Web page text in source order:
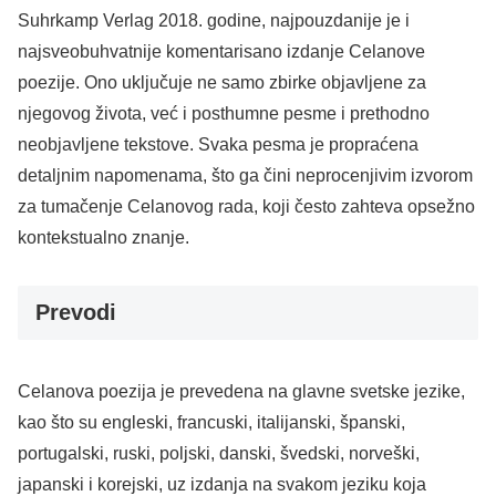
Suhrkamp Verlag 2018. godine, najpouzdanije je i
najsveobuhvatnije komentarisano izdanje Celanove
poezije. Ono uključuje ne samo zbirke objavljene za
njegovog života, već i posthumne pesme i prethodno
neobjavljene tekstove. Svaka pesma je propraćena
detaljnim napomenama, što ga čini neprocenjivim izvorom
za tumačenje Celanovog rada, koji često zahteva opsežno
kontekstualno znanje.
Prevodi
​Celanova poezija je prevedena na glavne svetske jezike,
kao što su engleski, francuski, italijanski, španski,
portugalski, ruski, poljski, danski, švedski, norveški,
japanski i korejski, uz izdanja na svakom jeziku koja